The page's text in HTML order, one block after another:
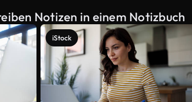
Notizen in einem Notizbuch
iStock